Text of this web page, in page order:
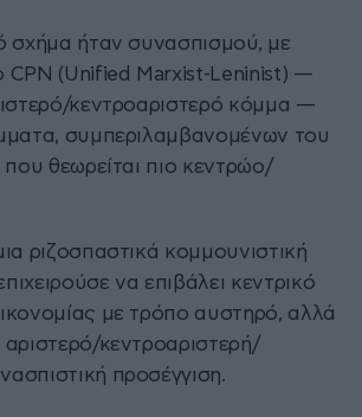
σχήμα ήταν συνασπισμού, με
CPN (Unified Marxist-Leninist) —
κεντροαριστερό κόμμα —
συμπεριλαμβανομένων του
θεωρείται πιο κεντρώο/
ριζοσπαστικά κομμουνιστική
να επιβάλει κεντρικό
με τρόπο αυστηρό, αλλά
αριστερό/κεντροαριστερή/
προσέγγιση.